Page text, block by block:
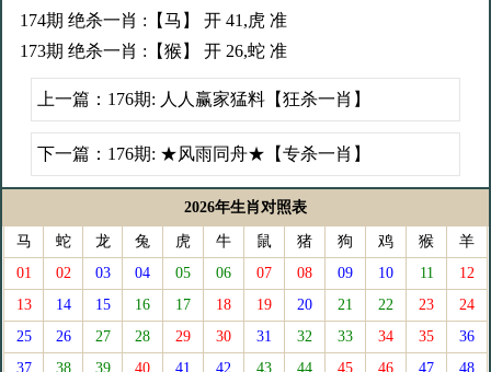
174期 绝杀一肖 :【马】 开 41,虎 准
173期 绝杀一肖 :【猴】 开 26,蛇 准
上一篇： 176期: 人人赢家猛料【狂杀一肖】
下一篇： 176期: ★风雨同舟★【专杀一肖】
2026年生肖对照表
马 蛇 龙 兔 虎 牛 鼠 猪 狗 鸡 猴
羊
01
02 03 04 05 06 07 08 09 10 11
12
13
14 15 16 17 18 19 20 21 22 23
24
25
26 27 28 29 30 31 32 33 34 35
36
37
38 39 40 41 42 43 44 45 46 47
48